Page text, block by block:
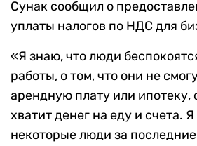
Сунак сообщил о
уплаты налогов по НДС для
«Я знаю, что люди
работы, о том, что они не
арендную плату или ипотеку,
хватит денег на еду и счета.
некоторые люди за